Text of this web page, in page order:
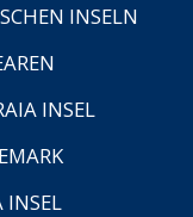
INSELN
INSEL
INSEL